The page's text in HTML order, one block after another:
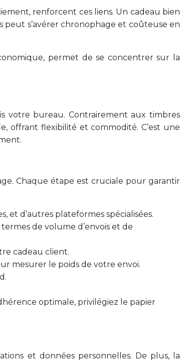
renforcent ces liens. Un cadeau bien
peut s’avérer chronophage et coûteuse en
permet de se concentrer sur la
votre bureau. Contrairement aux timbres
offrant flexibilité et commodité. C’est une
Chaque étape est cruciale pour garantir
et d’autres plateformes spécialisées.
de volume d’envois et de
cadeau client.
mesurer le poids de votre envoi.
optimale, privilégiez le papier
et données personnelles. De plus, la